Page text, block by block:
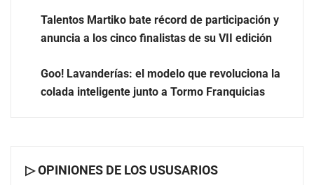
Talentos Martiko bate récord de participación y
anuncia a los cinco finalistas de su VII edición
Goo! Lavanderías: el modelo que revoluciona la
colada inteligente junto a Tormo Franquicias
▷ OPINIONES DE LOS USUSARIOS